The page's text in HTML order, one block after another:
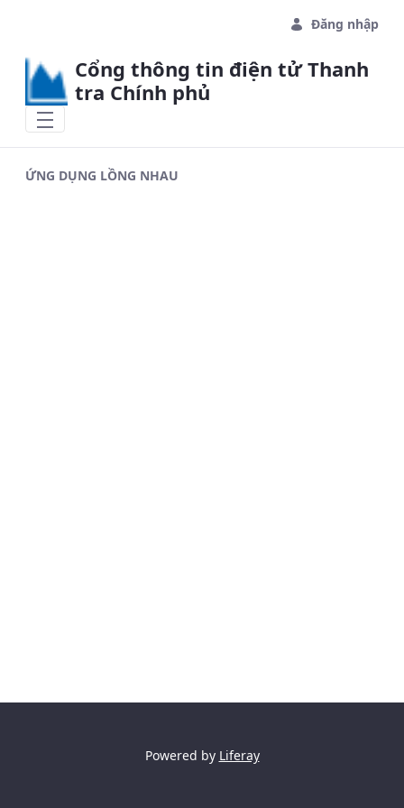
Đăng nhập
Cổng thông tin điện tử Thanh
tra Chính phủ
ỨNG DỤNG LỒNG NHAU
Powered by Liferay